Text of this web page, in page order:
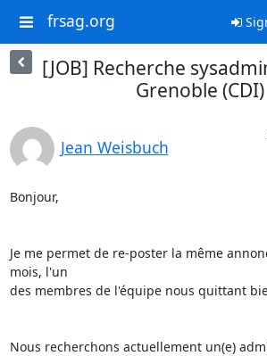
frsag.org
[JOB] Recherche
Grenoble (CDI)
Jean Weisbuch
Bonjour,
Je me permet de re-poster la même
mois, l'un
des membres de l'équipe nous quittant
Nous recherchons actuellement un(e)